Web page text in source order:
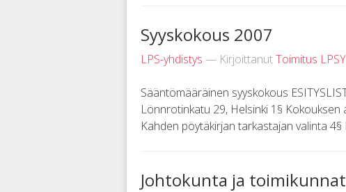
Syyskokous 2007
LPS-yhdistys — KirjoittanutToimitus LPSY
Sääntömääräinen syyskokous
Lönnrotinkatu 29, Helsinki 1§
Kahden pöytäkirjan tarkastajan valinta 4§
Johtokunta ja